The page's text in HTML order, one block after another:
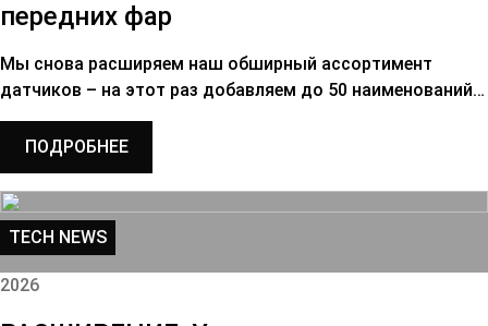
передних фар
Мы снова расширяем наш обширный ассортимент
датчиков – на этот раз добавляем до 50 наименований…
ПОДРОБНЕЕ
TECH NEWS
2026